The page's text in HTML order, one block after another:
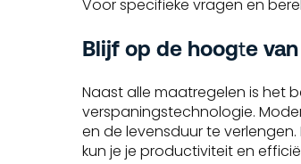
Voor specifieke vragen en
Blijf op de hoogte
Naast alle maatregelen is het
verspaningstechnologie.
en de levensduur te
kun je je productiviteit en